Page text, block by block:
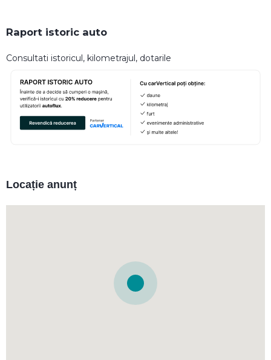
Raport istoric auto
Consultati istoricul, kilometrajul, dotarile
Locație anunț